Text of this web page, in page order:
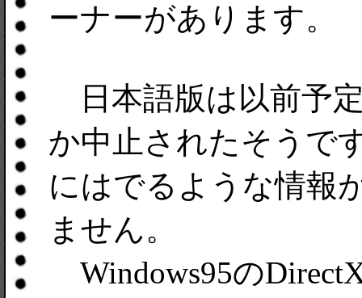
ーナーがあります。
日本語版は以前予
か中止されたそうで
にはでるような情報
ません。
Windows95の